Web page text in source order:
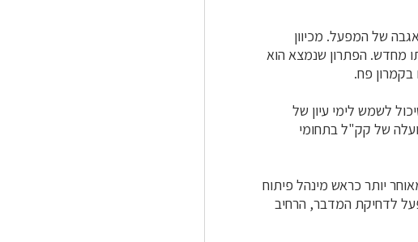
של המפעל. מכיוון
מחדש. הפתרון שנמצא הוא
פח.
לשמש לימי עיון של
של קק"ל בתחומי
כמנהל חבל דרום ומאוחר יותר כראש מינהל פיתוח
לדחיקת המדבר, הרחיב